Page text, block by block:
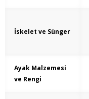
İskelet ve Sünger
Ayak Malzemesi
ve Rengi